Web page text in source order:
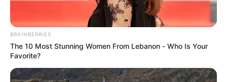
BRAINBERRIES
The 10 Most Stunning Women From Lebanon - Who Is Your
Favorite?